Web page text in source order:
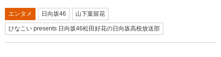
エンタメ 日向坂46 山下葉留花
ひなこい presents 日向坂46松田好花の日向坂高校放送部